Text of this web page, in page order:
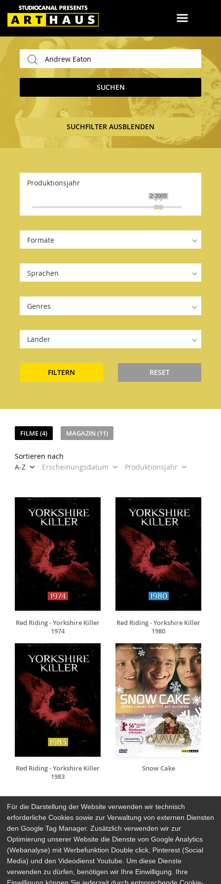
SUCHEN
SUCHFILTER AUSBLENDEN
Produktionsjahr
2005
2009
Formate
Sprachen
Genres
Länder
FILTERN RESET
FILME (4) MAGAZIN (11)
Sortieren nach
A-Z
Erscheinungsdatum Produktionsjahr
Red Riding - Yorkshire Killer
1974
Red Riding - Yorkshire Killer
1980
Red Riding - Yorkshire Killer
1983
Snow Cake
Arthaus Stores
Social Media
Detailsuche Impressum
Für die Darstellung der Website verwenden wir technisch
erforderliche Cookies sowie zur Verwaltung von externen Diensten
den Google Tag Manager. Zusätzlich verwenden wir zur
Optimierung unserer Website die Dienste von Google Analytics
(Webanalyse) mit Werbefunktion Double click, Pinterest (Social
Media) und den Videodienst Youtube. Um diese Dienste
verwenden zu dürfen, benötigen wir Ihre Einwilligung. Ihre